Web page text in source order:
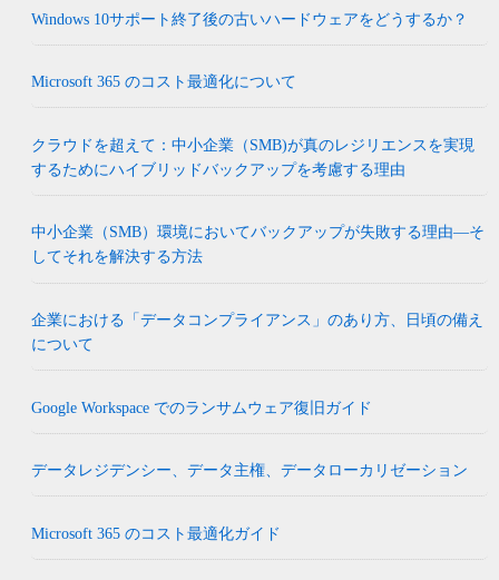
Windows 10サポート終了後の古いハードウェアをどうするか？
Microsoft 365 のコスト最適化について
クラウドを超えて：中小企業（SMB)が真のレジリエンスを実現
するためにハイブリッドバックアップを考慮する理由
中小企業（SMB）環境においてバックアップが失敗する理由―そ
してそれを解決する方法
企業における「データコンプライアンス」のあり方、日頃の備え
について
Google Workspace でのランサムウェア復旧ガイド
データレジデンシー、データ主権、データローカリゼーション
Microsoft 365 のコスト最適化ガイド